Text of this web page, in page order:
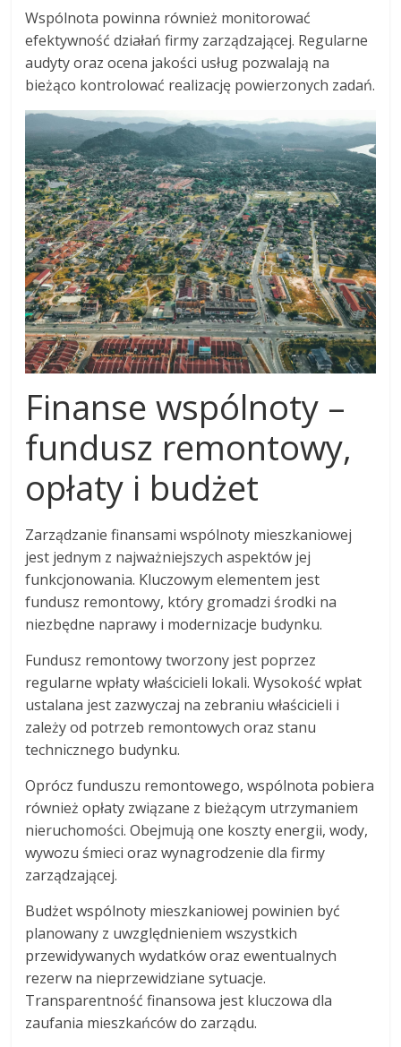
Wspólnota powinna również monitorować
efektywność działań firmy zarządzającej. Regularne
audyty oraz ocena jakości usług pozwalają na
bieżąco kontrolować realizację powierzonych zadań.
Finanse wspólnoty –
fundusz remontowy,
opłaty i budżet
Zarządzanie finansami wspólnoty mieszkaniowej
jest jednym z najważniejszych aspektów jej
funkcjonowania. Kluczowym elementem jest
fundusz remontowy, który gromadzi środki na
niezbędne naprawy i modernizacje budynku.
Fundusz remontowy tworzony jest poprzez
regularne wpłaty właścicieli lokali. Wysokość wpłat
ustalana jest zazwyczaj na zebraniu właścicieli i
zależy od potrzeb remontowych oraz stanu
technicznego budynku.
Oprócz funduszu remontowego, wspólnota pobiera
również opłaty związane z bieżącym utrzymaniem
nieruchomości. Obejmują one koszty energii, wody,
wywozu śmieci oraz wynagrodzenie dla firmy
zarządzającej.
Budżet wspólnoty mieszkaniowej powinien być
planowany z uwzględnieniem wszystkich
przewidywanych wydatków oraz ewentualnych
rezerw na nieprzewidziane sytuacje.
Transparentność finansowa jest kluczowa dla
zaufania mieszkańców do zarządu.